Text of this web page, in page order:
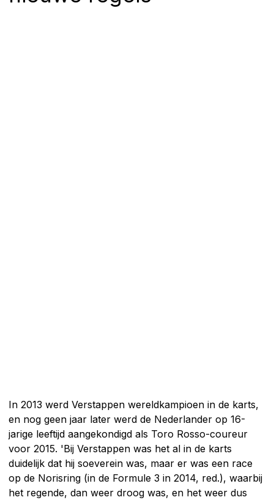
In 2013 werd Verstappen wereldkampioen in de karts,
en nog geen jaar later werd de Nederlander op 16-
jarige leeftijd aangekondigd als Toro Rosso-coureur
voor 2015. 'Bij Verstappen was het al in de karts
duidelijk dat hij soeverein was, maar er was een race
op de Norisring (in de Formule 3 in 2014, red.), waarbij
het regende, dan weer droog was, en het weer dus